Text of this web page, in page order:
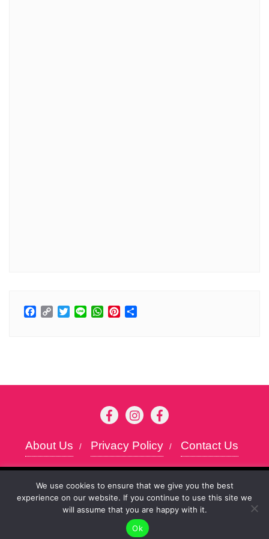
Facebook
CopyTwitter
LineWhatsApp
Pinterest
About Us Privacy Policy Contact Us
reserved.Powered byWordPress &Designed
byBizberg Themes
To give you the best possible user experience, this
site uses cookies. By continuing to browse the site,
you agree to our use of cookies as described in our
Privacy Policy.
Accept
We use cookies to ensure that we give you the best
experience on our website. If you continue to use this site we
will assume that you are happy with it.
Ok